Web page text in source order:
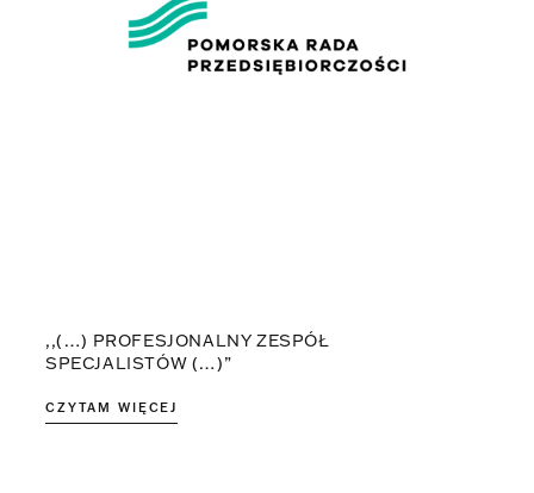
,,(…) PROFESJONALNY ZESPÓŁ
SPECJALISTÓW (…)”
CZYTAM WIĘCEJ